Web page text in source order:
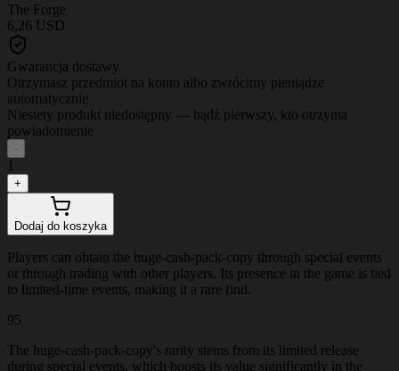
The Forge
6,26 USD
Gwarancja dostawy
Otrzymasz przedmiot na konto albo zwrócimy pieniądze
automatycznie
Niestety produkt niedostępny — bądź pierwszy, kto otrzyma
powiadomienie
-
1
+
Dodaj do koszyka
Players can obtain the huge-cash-pack-copy through special events
or through trading with other players. Its presence in the game is tied
to limited-time events, making it a rare find.
95
The huge-cash-pack-copy's rarity stems from its limited release
during special events, which boosts its value significantly in the